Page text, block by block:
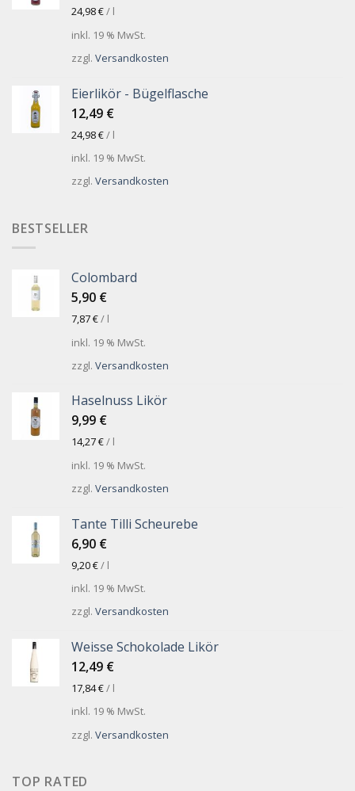
24,98€/ l
inkl. 19 % MwSt.
zzgl. Versandkosten
Eierlikör - Bügelflasche
12,49 €
24,98€/ l
inkl. 19 % MwSt.
zzgl. Versandkosten
BESTSELLER
Colombard
5,90 €
7,87€/ l
inkl. 19 % MwSt.
zzgl. Versandkosten
Haselnuss Likör
9,99 €
14,27€/ l
inkl. 19 % MwSt.
zzgl. Versandkosten
Tante Tilli Scheurebe
6,90 €
9,20€/ l
inkl. 19 % MwSt.
zzgl. Versandkosten
Weisse Schokolade Likör
12,49 €
17,84€/ l
inkl. 19 % MwSt.
zzgl. Versandkosten
TOP RATED